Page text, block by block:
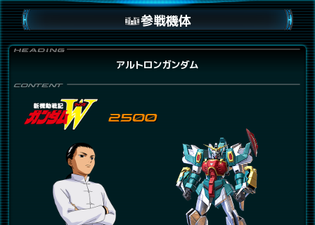
参戦機体
アルトロンガンダム